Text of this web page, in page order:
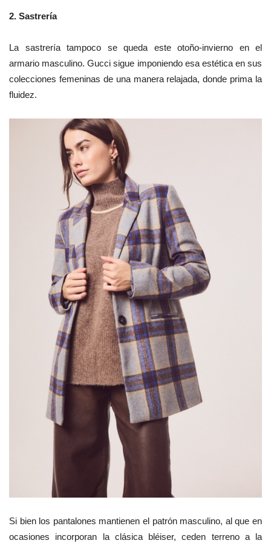
2. Sastrería
La sastrería tampoco se queda este otoño-invierno en el
armario masculino. Gucci sigue imponiendo esa estética en sus
colecciones femeninas de una manera relajada, donde prima la
fluidez.
Si bien los pantalones mantienen el patrón masculino, al que en
ocasiones incorporan la clásica bléiser, ceden terreno a la